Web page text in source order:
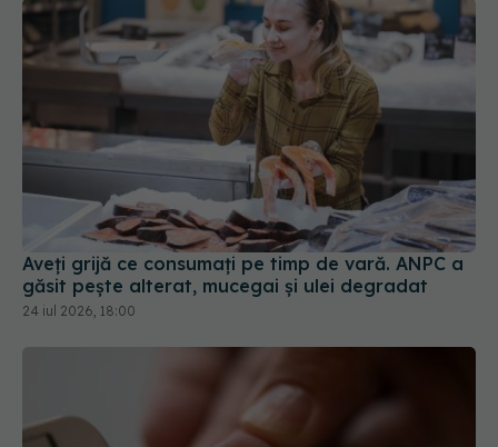
Aveți grijă ce consumați pe timp de vară. ANPC a
găsit pește alterat, mucegai și ulei degradat
24 iul 2026, 18:00